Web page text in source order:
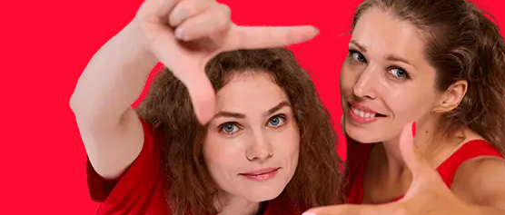
Фестивальная площадка «Алма-
АЛМА-АТИНСКАЯ
Фестивальная площадка на
УЛИЦА СТАРОКАЧАЛОВСКАЯ